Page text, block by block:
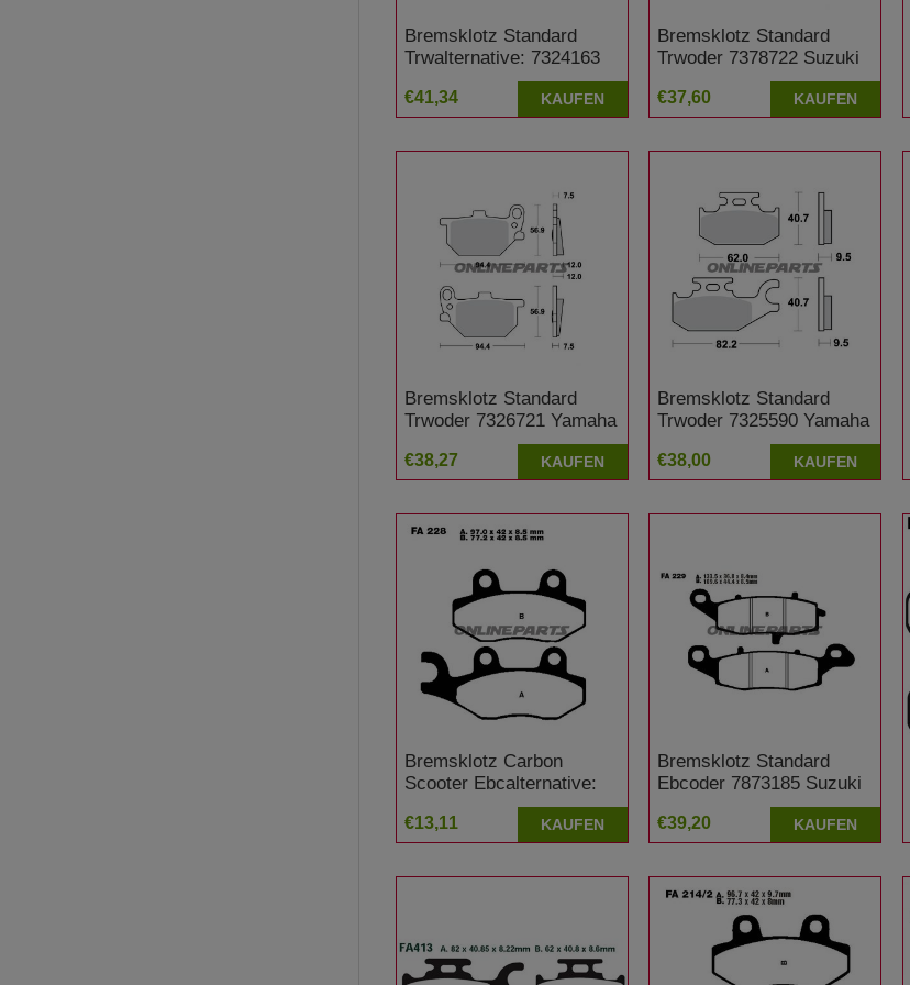
Bremsklotz Standard
Trwalternative: 7324163
BMW K 1200 RS 5,0 Zoll
Felge ABS
€41,34 KAUFEN
Bremsklotz Standard
Trwoder 7378722 Suzuki
AN 400 Burgman
€37,60 KAUFEN
Bremsklotz Standard
Trwoder 7326721 Yamaha
XV 750 SE Special
€38,27 KAUFEN
Bremsklotz Standard
Trwoder 7325590 Yamaha
YFM 400 FWA Kodiak
4WD
€38,00 KAUFEN
Bremsklotz Carbon
Scooter Ebcalternative:
7872385 Suzuki AN 400
Burgman
€13,11 KAUFEN
Bremsklotz Standard
Ebcoder 7873185 Suzuki
€39,20 KAUFEN